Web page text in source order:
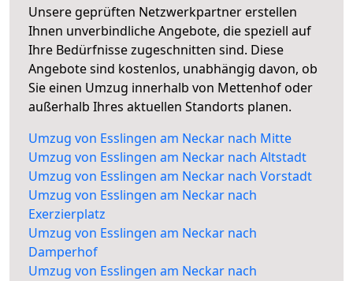
Unsere geprüften Netzwerkpartner erstellen
Ihnen unverbindliche Angebote, die speziell auf
Ihre Bedürfnisse zugeschnitten sind. Diese
Angebote sind kostenlos, unabhängig davon, ob
Sie einen Umzug innerhalb von Mettenhof oder
außerhalb Ihres aktuellen Standorts planen.
Umzug von Esslingen am Neckar nach Mitte
Umzug von Esslingen am Neckar nach Altstadt
Umzug von Esslingen am Neckar nach Vorstadt
Umzug von Esslingen am Neckar nach
Exerzierplatz
Umzug von Esslingen am Neckar nach
Damperhof
Umzug von Esslingen am Neckar nach